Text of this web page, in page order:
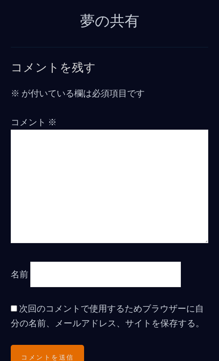
夢の共有
コメントを残す
※ が付いている欄は必須項目です
コメント ※
名前
次回のコメントで使用するためブラウザーに自
分の名前、メールアドレス、サイトを保存する。